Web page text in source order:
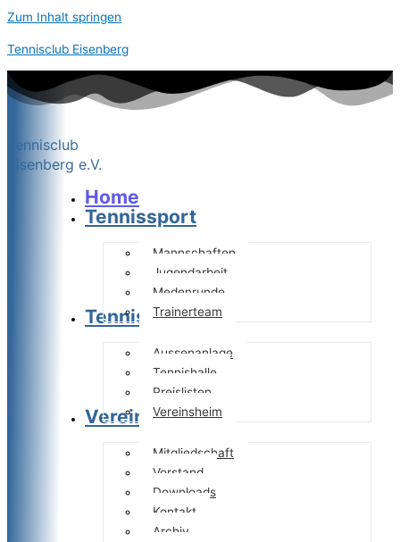
Zum Inhalt springen
Tennisclub Eisenberg
Tennisclub
Eisenberg e.V.
Home
Tennissport
Mannschaften
Jugendarbeit
Medenrunde
Trainerteam
Tennisanlage
Aussenanlage
Tennishalle
Preislisten
Vereinsheim
Verein
Mitgliedschaft
Vorstand
Downloads
Kontakt
Archiv